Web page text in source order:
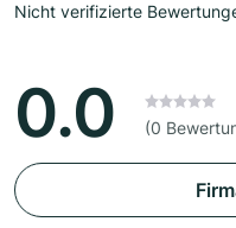
Nicht verifizierte
0.0 (0